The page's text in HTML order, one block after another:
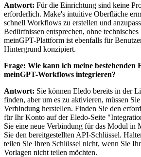
Antwort: Für die Einrichtung sind keine
erforderlich. Make's intuitive Oberfläche
schnell Workflows zu erstellen und
Bedürfnissen entsprechen, ohne
meinGPT-Plattform ist ebenfalls für
Hintergrund konzipiert.
Frage: Wie kann ich meine bestehenden
meinGPT-Workflows integrieren?
Antwort: Sie können Eledo bereits in der
finden, aber um es zu aktivieren, müssen
Verbindung herstellen. Finden Sie den
für Ihr Konto auf der Eledo-Seite
Sie eine neue Verbindung für das Modul in
Sie den bereitgestellten API-Schlüssel.
teilen Sie Ihren Schlüssel nicht, wenn Sie
Vorlagen nicht teilen möchten.